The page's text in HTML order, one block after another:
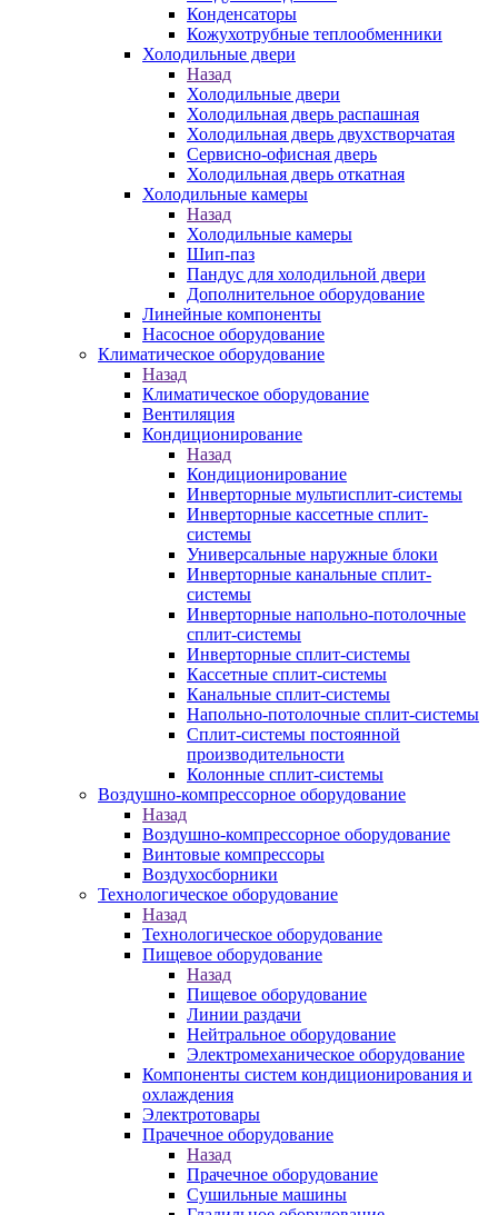
Конденсаторы
Кожухотрубные теплообменники
Холодильные двери
Назад
Холодильные двери
Холодильная дверь распашная
Холодильная дверь двухстворчатая
Сервисно-офисная дверь
Холодильная дверь откатная
Холодильные камеры
Назад
Холодильные камеры
Шип-паз
Пандус для холодильной двери
Дополнительное оборудование
Линейные компоненты
Насосное оборудование
Климатическое оборудование
Назад
Климатическое оборудование
Вентиляция
Кондиционирование
Назад
Кондиционирование
Инверторные мультисплит-системы
Инверторные кассетные сплит-
системы
Универсальные наружные блоки
Инверторные канальные сплит-
системы
Инверторные напольно-потолочные
сплит-системы
Инверторные сплит-системы
Кассетные сплит-системы
Канальные сплит-системы
Напольно-потолочные сплит-системы
Сплит-системы постоянной
производительности
Колонные сплит-системы
Воздушно-компрессорное оборудование
Назад
Воздушно-компрессорное оборудование
Винтовые компрессоры
Воздухосборники
Технологическое оборудование
Назад
Технологическое оборудование
Пищевое оборудование
Назад
Пищевое оборудование
Линии раздачи
Нейтральное оборудование
Электромеханическое оборудование
Компоненты систем кондиционирования и
охлаждения
Электротовары
Прачечное оборудование
Назад
Прачечное оборудование
Сушильные машины